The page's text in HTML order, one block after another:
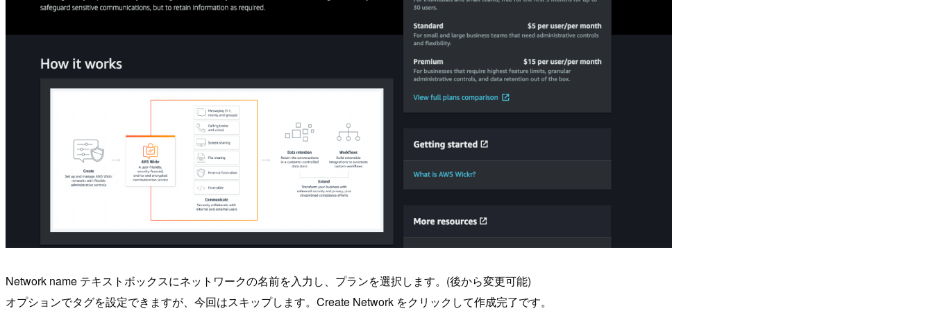
Network name テキストボックスにネットワークの名前を入力し、プランを選択します。(後から変更可能)
オプションでタグを設定できますが、今回はスキップします。Create Network をクリックして作成完了です。